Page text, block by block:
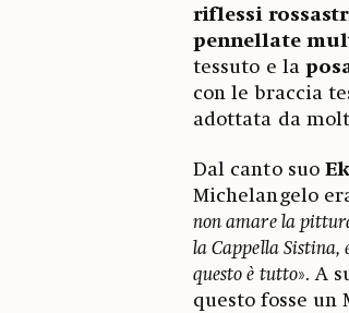
riflessi
pennellate
tessuto e la
con le braccia
adottata da
Dal canto suo
Michelangelo
non amare la
la Cappella Sistina,
questo è tutto». A
questo fosse un